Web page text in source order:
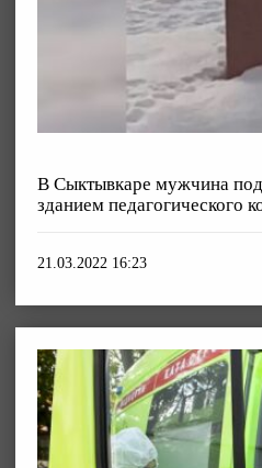
В Сыктывкаре мужчина
зданием педагогического
21.03.2022 16:23